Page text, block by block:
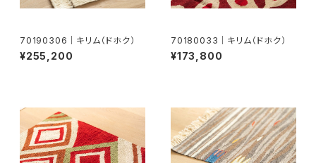
70190306｜キリム（ドホク）
¥255,200
70180033｜キリム（ドホク）
¥173,800